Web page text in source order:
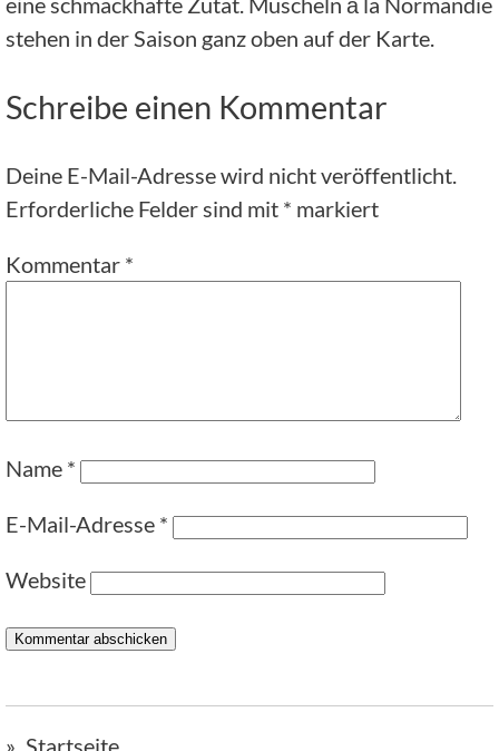
stehen in der Saison ganz oben auf der Karte.
Schreibe einen Kommentar
Deine E-Mail-Adresse wird nicht veröffentlicht.
Erforderliche Felder sind mit * markiert
Kommentar *
Name *
E-Mail-Adresse *
Website